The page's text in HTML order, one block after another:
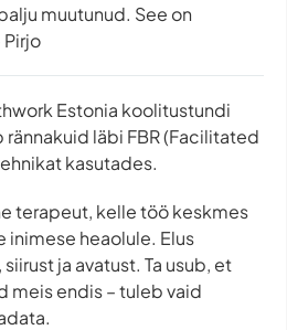
muutunud. See on
Estonia koolitustundi
rännakuid läbi FBR (Facilitated
kasutades.
terapeut, kelle töö keskmes
inimese heaolule. Elus
ja avatust. Ta usub, et
meis endis – tuleb vaid